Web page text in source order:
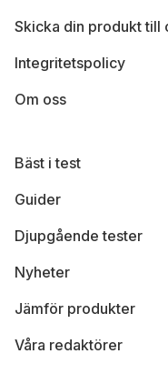
Bäst i test
Guider
Djupgående tester
Nyheter
Jämför produkter
Våra redaktörer
Skicka din produkt till
Integritetspolicy
Om oss